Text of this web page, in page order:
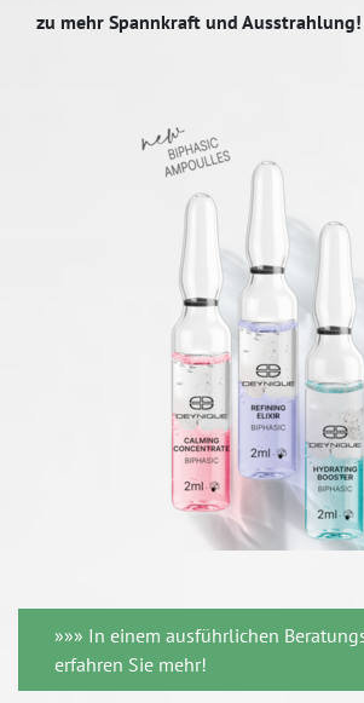
zu mehr Spannkraft und Ausstrahlung!
»»» In einem ausführlichen
erfahren Sie mehr!